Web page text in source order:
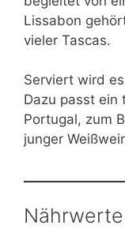
Lissabon
vieler Tascas.
Serviert wird
Dazu passt ein
Portugal, zum
junger